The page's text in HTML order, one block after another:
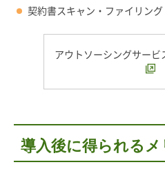
契約書スキャン・ファイリング
アウトソーシングサービ
導入後に得られるメ